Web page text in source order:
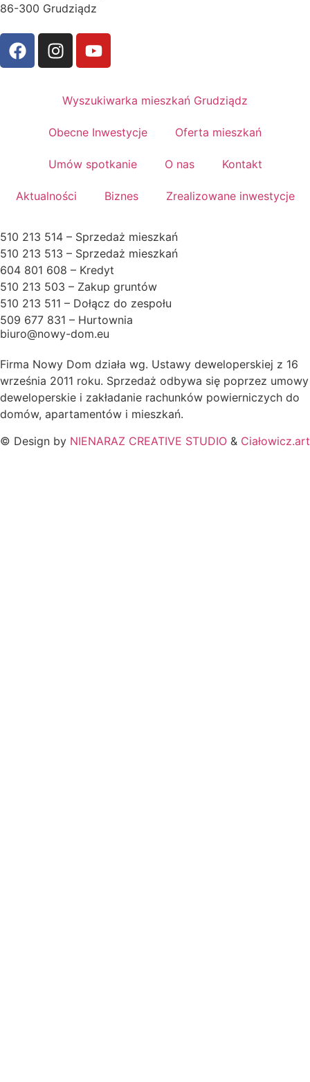
86-300 Grudziądz
Wyszukiwarka mieszkań Grudziądz
Obecne Inwestycje Oferta mieszkań
Umów spotkanie O nas Kontakt
Aktualności Biznes Zrealizowane inwestycje
510 213 514 – Sprzedaż mieszkań
510 213 513 – Sprzedaż mieszkań
604 801 608 – Kredyt
510 213 503 – Zakup gruntów
510 213 511 – Dołącz do zespołu
509 677 831 – Hurtownia
biuro@nowy-dom.eu
Firma Nowy Dom działa wg. Ustawy deweloperskiej z 16
września 2011 roku. Sprzedaż odbywa się poprzez umowy
deweloperskie i zakładanie rachunków powierniczych do
domów, apartamentów i mieszkań.
© Design by NIENARAZ CREATIVE STUDIO & Ciałowicz.art